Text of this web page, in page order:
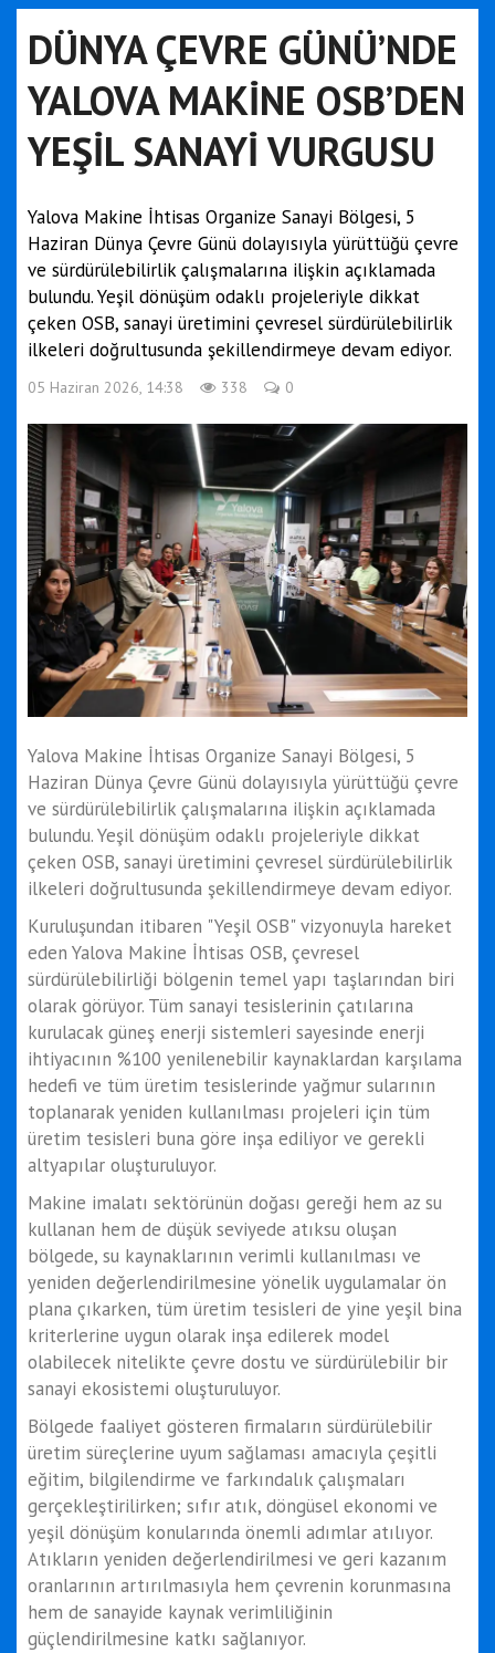
DÜNYA ÇEVRE GÜNÜ’NDE
YALOVA MAKİNE OSB’DEN
YEŞİL SANAYİ VURGUSU
Yalova Makine İhtisas Organize Sanayi Bölgesi, 5
Haziran Dünya Çevre Günü dolayısıyla yürüttüğü çevre
ve sürdürülebilirlik çalışmalarına ilişkin açıklamada
bulundu. Yeşil dönüşüm odaklı projeleriyle dikkat
çeken OSB, sanayi üretimini çevresel sürdürülebilirlik
ilkeleri doğrultusunda şekillendirmeye devam ediyor.
05 Haziran 2026, 14:38 338 0
Yalova Makine İhtisas Organize Sanayi Bölgesi, 5
Haziran Dünya Çevre Günü dolayısıyla yürüttüğü çevre
ve sürdürülebilirlik çalışmalarına ilişkin açıklamada
bulundu. Yeşil dönüşüm odaklı projeleriyle dikkat
çeken OSB, sanayi üretimini çevresel sürdürülebilirlik
ilkeleri doğrultusunda şekillendirmeye devam ediyor.
Kuruluşundan itibaren "Yeşil OSB" vizyonuyla hareket
eden Yalova Makine İhtisas OSB, çevresel
sürdürülebilirliği bölgenin temel yapı taşlarından biri
olarak görüyor. Tüm sanayi tesislerinin çatılarına
kurulacak güneş enerji sistemleri sayesinde enerji
ihtiyacının %100 yenilenebilir kaynaklardan karşılama
hedefi ve tüm üretim tesislerinde yağmur sularının
toplanarak yeniden kullanılması projeleri için tüm
üretim tesisleri buna göre inşa ediliyor ve gerekli
altyapılar oluşturuluyor.
Makine imalatı sektörünün doğası gereği hem az su
kullanan hem de düşük seviyede atıksu oluşan
bölgede, su kaynaklarının verimli kullanılması ve
yeniden değerlendirilmesine yönelik uygulamalar ön
plana çıkarken, tüm üretim tesisleri de yine yeşil bina
kriterlerine uygun olarak inşa edilerek model
olabilecek nitelikte çevre dostu ve sürdürülebilir bir
sanayi ekosistemi oluşturuluyor.
Bölgede faaliyet gösteren firmaların sürdürülebilir
üretim süreçlerine uyum sağlaması amacıyla çeşitli
eğitim, bilgilendirme ve farkındalık çalışmaları
gerçekleştirilirken; sıfır atık, döngüsel ekonomi ve
yeşil dönüşüm konularında önemli adımlar atılıyor.
Atıkların yeniden değerlendirilmesi ve geri kazanım
oranlarının artırılmasıyla hem çevrenin korunmasına
hem de sanayide kaynak verimliliğinin
güçlendirilmesine katkı sağlanıyor.